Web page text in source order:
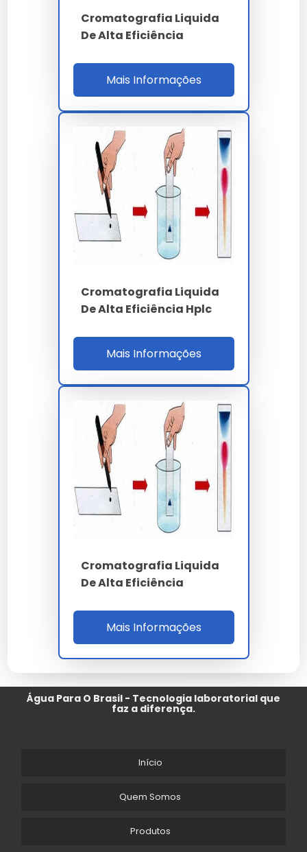
Técnica
GC-FID - HPLC -
UHPLC - GC-MS
Coluna HPLC
C18 250x4.6 mm x 5
Pressão UHPLC
até 1300 bar
Limite detecção GC
inferior a 1 ppm v/v
Gás de arraste
He 5.0 ou H2 6.0
purificado
Forno GC
até 450 ºC - rampa
120 ºC/min
120 amostras por
Prazo laudo
3 a 7 dias úteis
Normas
NBR 7070 - IEC 60599
- IEEE C57.104 - ISO
17025
Interpretação
Duval - Rogers -
Doernenburg
Cromatografia Liquida
De Alta Eficiência
Mais Informações
Cromatografia Liquida
De Alta Eficiência Hplc
Mais Informações
Cromatografia Liquida
De Alta Eficiência
Mais Informações
Água Para O Brasil - Tecnologia laboratorial que
faz a diferença.
Início
Quem Somos
Produtos